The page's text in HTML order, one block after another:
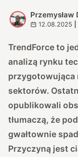
P
Przemysław
12.08.2025
TrendForce to
analizą rynku
przygotowująca
sektorów.
opublikowali
tłumaczą, że
gwałtownie
Przyczyną jest